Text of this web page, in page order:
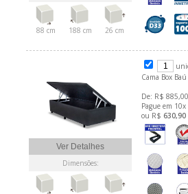
88 cm 188 cm 26 cm
Ver Detalhes
Dimensões:
Cama Box
De: R$
Pague em
ou R$ 630,90